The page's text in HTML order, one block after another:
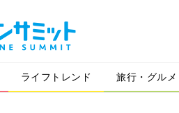
ライフトレンド 旅行・グルメ